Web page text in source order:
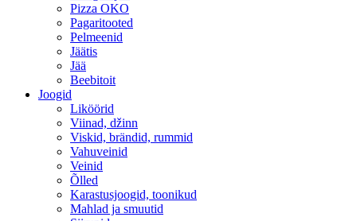
Pizza OKO
Pagaritooted
Pelmeenid
Jäätis
Jää
Beebitoit
Joogid
Liköörid
Viinad, džinn
Viskid, brändid, rummid
Vahuveinid
Veinid
Õlled
Karastusjoogid, toonikud
Mahlad ja smuutid